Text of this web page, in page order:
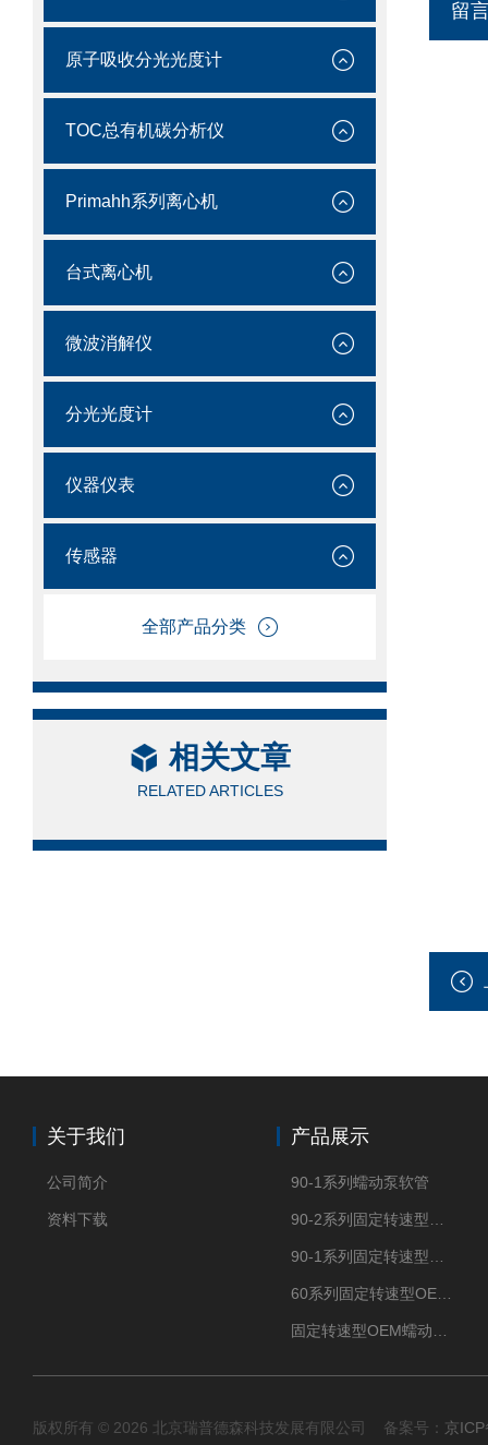
原子吸收分光光度计
TOC总有机碳分析仪
Primahh系列离心机
台式离心机
微波消解仪
分光光度计
仪器仪表
传感器
全部产品分类
相关文章
RELATED ARTICLES
留
关于我们
公司简介
资料下载
产品展示
90-1系列蠕动泵软管
版权所有 © 2026 北京瑞普德森科技发展有限公司 备案号： 京